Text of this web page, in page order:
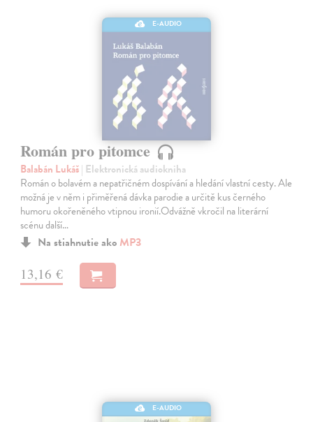
E-AUDIO
Román pro pitomce
Balabán Lukáš| Elektronická audiokniha
Román o bolavém a nepatřičném dospívání a hledání vlastní cesty. Ale
možná je v něm i přiměřená dávka parodie a určitě kus černého
humoru okořeněného vtipnou ironií.Odvážně vkročil na literární
scénu další…
Na stiahnutie ako MP3
13,16 €
E-AUDIO